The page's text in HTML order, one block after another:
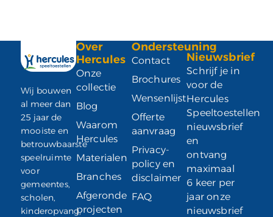
Wij bouwen
al meer dan
25 jaar de
mooiste en
betrouwbaarste
speelruimte
voor
gemeentes,
scholen,
kinderopvang,
Over
Hercules
Onze
collectie
Blog
Waarom
Hercules
Materialen
Branches
Afgeronde
projecten
Ondersteuning
Contact
Brochures
Wensenlijst
Offerte
aanvraag
Privacy-
policy en
disclaimer
FAQ
Nieuwsbrief
Schrijf je in
voor de
Hercules
Speeltoestellen
nieuwsbrief
en
ontvang
maximaal
6 keer per
jaar onze
nieuwsbrief